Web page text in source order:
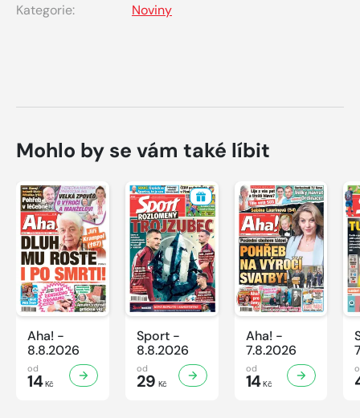
Kategorie:
Noviny
Mohlo by se vám také líbit
Aha! -
8.8.2026
od
14Kč
Sport -
8.8.2026
od
29 Kč
Aha! -
7.8.2026
od
14Kč